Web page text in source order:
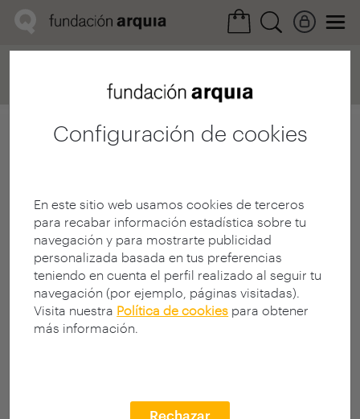
Configuración de cookies
En este sitio web usamos cookies de terceros
para recabar información estadística sobre tu
navegación y para mostrarte publicidad
personalizada basada en tus preferencias
teniendo en cuenta el perfil realizado al seguir tu
navegación (por ejemplo, páginas visitadas).
Visita nuestra Política de cookies para obtener
más información.
Rechazar
Ficha realización